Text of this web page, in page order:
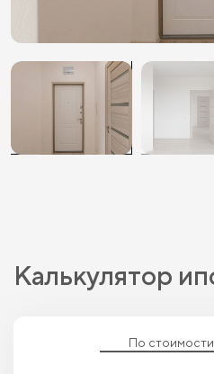
Калькулятор
По